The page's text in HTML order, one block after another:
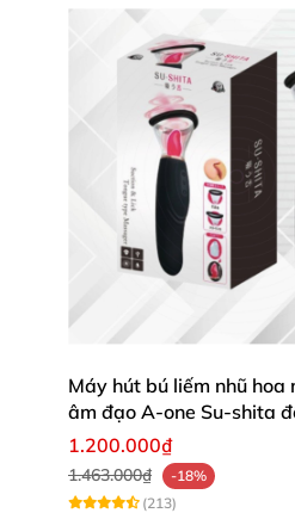
Máy hút bú liếm nhũ hoa
âm đạo A-one Su-shita
1.200.000₫
1.463.000₫
-18%
(213)